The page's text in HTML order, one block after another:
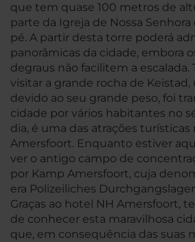
que tem quase 100 metros de
parte da Igreja de Nossa
pé. A partir desta torre poderá
panorâmicas da cidade, embora
degraus não facilitem a
visitar a grande rocha de
devido ao seu grande peso, foi
cidade por vários habitantes no
dia, é uma das atrações turísticas
Amersfoort. Enquanto estiver
ver o antigo campo de
por Kamp Amersfoort, cuja
era Polizeiliches
Graças ao hotel NH Amersfoort,
de conhecer esta maravilhosa
que, em consequência das suas